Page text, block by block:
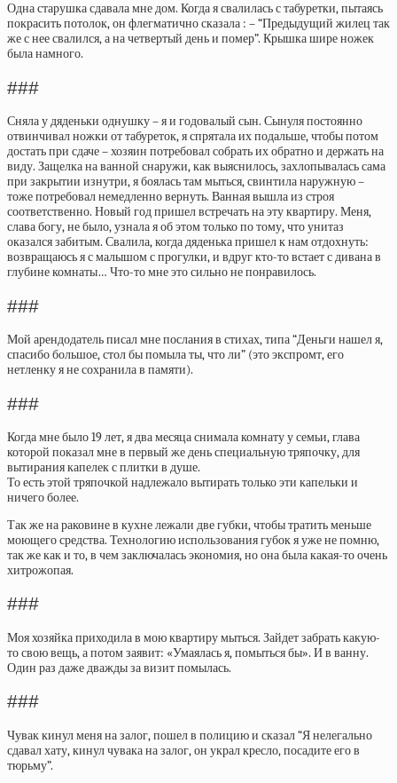
Одна старушка сдавала мне дом. Когда я свалилась с табуретки, пытаясь
покрасить потолок, он флегматично сказала : – “Предыдущий жилец так
же с нее свалился, а на четвертый день и помер”. Крышка шире ножек
была намного.
###
Сняла у дяденьки однушку – я и годовалый сын. Сынуля постоянно
отвинчивал ножки от табуреток, я спрятала их подальше, чтобы потом
достать при сдаче – хозяин потребовал собрать их обратно и держать на
виду. Защелка на ванной снаружи, как выяснилось, захлопывалась сама
при закрытии изнутри, я боялась там мыться, свинтила наружную –
тоже потребовал немедленно вернуть. Ванная вышла из строя
соответственно. Новый год пришел встречать на эту квартиру. Меня,
слава богу, не было, узнала я об этом только по тому, что унитаз
оказался забитым. Свалила, когда дяденька пришел к нам отдохнуть:
возвращаюсь я с малышом с прогулки, и вдруг кто-то встает с дивана в
глубине комнаты… Что-то мне это сильно не понравилось.
###
Мой арендодатель писал мне послания в стихах, типа “Деньги нашел я,
спасибо большое, стол бы помыла ты, что ли” (это экспромт, его
нетленку я не сохранила в памяти).
###
Когда мне было 19 лет, я два месяца снимала комнату у семьи, глава
которой показал мне в первый же день специальную тряпочку, для
вытирания капелек с плитки в душе.
То есть этой тряпочкой надлежало вытирать только эти капельки и
ничего более.
Так же на раковине в кухне лежали две губки, чтобы тратить меньше
моющего средства. Технологию использования губок я уже не помню,
так же как и то, в чем заключалась экономия, но она была какая-то очень
хитрожопая.
###
Моя хозяйка приходила в мою квартиру мыться. Зайдет забрать какую-
то свою вещь, а потом заявит: «Умаялась я, помыться бы». И в ванну.
Один раз даже дважды за визит помылась.
###
Чувак кинул меня на залог, пошел в полицию и сказал “Я нелегально
сдавал хату, кинул чувака на залог, он украл кресло, посадите его в
тюрьму”.